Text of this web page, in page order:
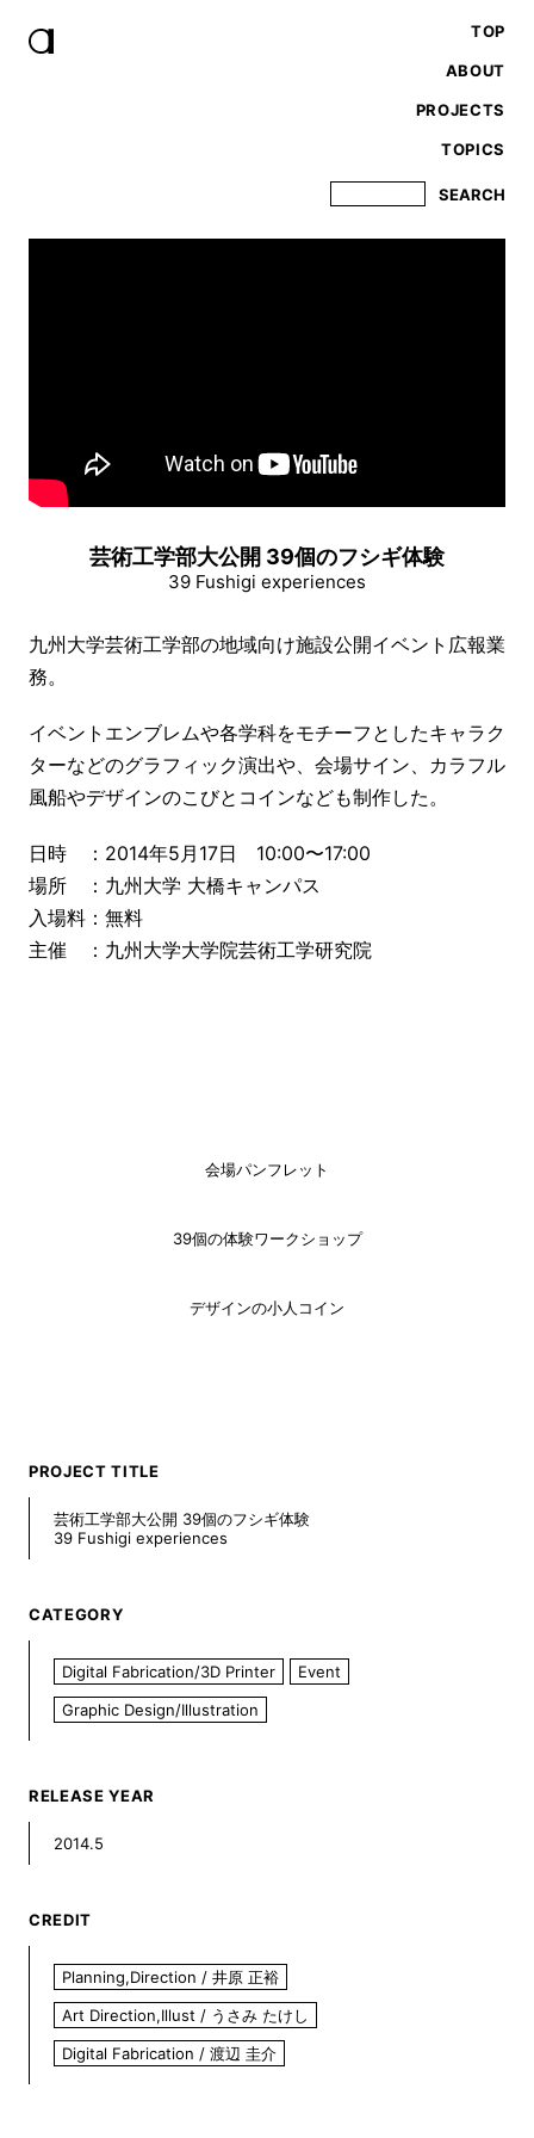
TOP
ABOUT
PROJECTS
TOPICS
芸術工学部大公開 39個のフシギ体験
39 Fushigi experiences
九州大学芸術工学部の地域向け施設公開イベント広報業
務。
イベントエンブレムや各学科をモチーフとしたキャラク
ターなどのグラフィック演出や、会場サイン、カラフル
風船やデザインのこびとコインなども制作した。
日時 ：2014年5月17日 10:00〜17:00
場所 ：九州大学 大橋キャンパス
入場料：無料
主催 ：九州大学大学院芸術工学研究院
会場パンフレット
39個の体験ワークショップ
デザインの小人コイン
PROJECT TITLE
芸術工学部大公開 39個のフシギ体験
39 Fushigi experiences
CATEGORY
Digital Fabrication/3D Printer
Event
Graphic Design/Illustration
RELEASE YEAR
2014.5
CREDIT
Planning,Direction / 井原 正裕
Art Direction,Illust / うさみ たけし
Digital Fabrication / 渡辺 圭介